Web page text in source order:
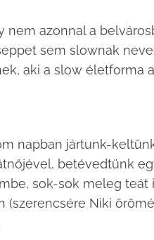
nem azonnal a
sem slownak
aki a slow életforma
napban jártunk-
betévedtünk
sok-sok meleg
(szerencsére Niki